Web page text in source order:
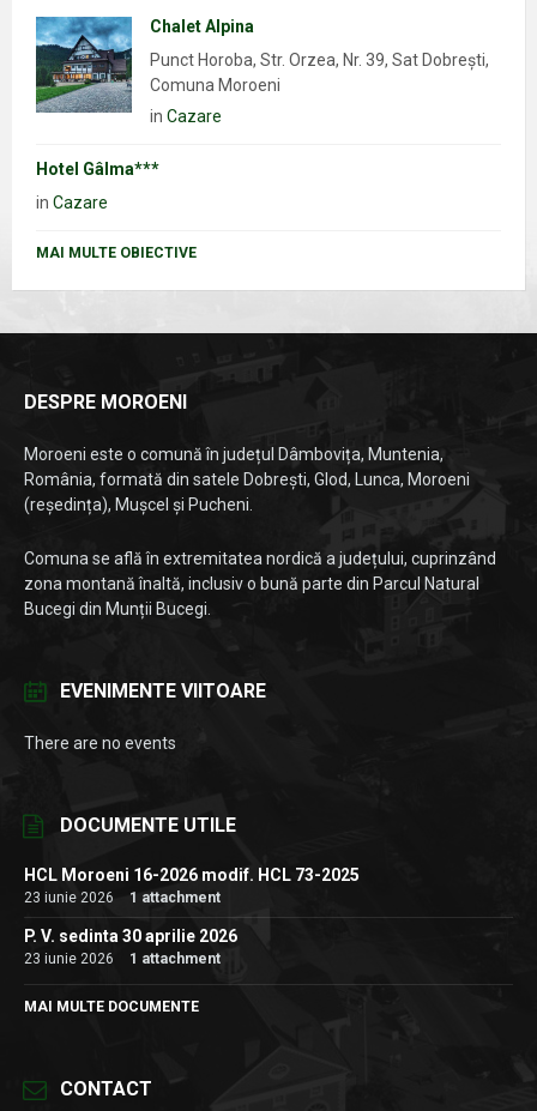
Chalet Alpina
Punct Horoba, Str. Orzea, Nr. 39, Sat Dobrești,
Comuna Moroeni
in Cazare
Hotel Gâlma***
in Cazare
MAI MULTE OBIECTIVE
DESPRE MOROENI
Moroeni este o comună în județul Dâmbovița, Muntenia,
România, formată din satele Dobrești, Glod, Lunca, Moroeni
(reședința), Mușcel și Pucheni.
Comuna se află în extremitatea nordică a județului, cuprinzând
zona montană înaltă, inclusiv o bună parte din Parcul Natural
Bucegi din Munții Bucegi.
EVENIMENTE VIITOARE
There are no events
DOCUMENTE UTILE
HCL Moroeni 16-2026 modif. HCL 73-2025
23 iunie 2026 1 attachment
P. V. sedinta 30 aprilie 2026
23 iunie 2026 1 attachment
MAI MULTE DOCUMENTE
CONTACT